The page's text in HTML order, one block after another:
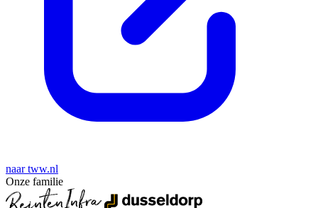
naar tww.nl
Onze familie